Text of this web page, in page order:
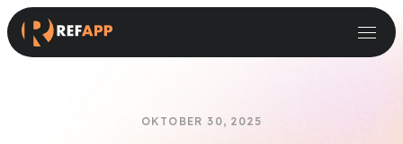
OKTOBER 30, 2025